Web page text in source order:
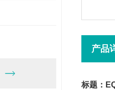
产品
标题：